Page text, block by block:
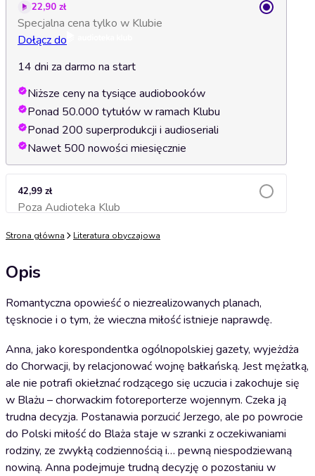
22,90 zł
Specjalna cena tylko w Klubie
Dołącz do
14 dni za darmo na start
Niższe ceny na tysiące audiobooków
Ponad 50.000 tytułów w ramach Klubu
Ponad 200 superprodukcji i audioseriali
Nawet 500 nowości miesięcznie
42,99 zł
Poza Audioteka KlubDodaj do koszyka
Strona główna Literatura obyczajowa
Opis
Romantyczna opowieść o niezrealizowanych planach,
tęsknocie i o tym, że wieczna miłość istnieje naprawdę.
Anna, jako korespondentka ogólnopolskiej gazety, wyjeżdża
do Chorwacji, by relacjonować wojnę bałkańską. Jest mężatką,
ale nie potrafi okiełznać rodzącego się uczucia i zakochuje się
w Blażu – chorwackim fotoreporterze wojennym. Czeka ją
trudna decyzja. Postanawia porzucić Jerzego, ale po powrocie
do Polski miłość do Blaża staje w szranki z oczekiwaniami
rodziny, ze zwykłą codziennością i… pewną niespodziewaną
nowiną. Anna podejmuje trudną decyzję o pozostaniu w